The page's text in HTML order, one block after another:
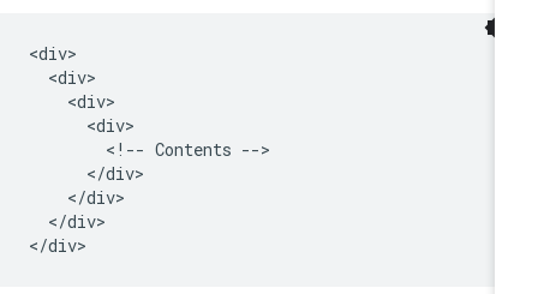
<div>
  <div>
    <div>
      <div>
        <!-- Contents -->
      </div>
    </div>
  </div>